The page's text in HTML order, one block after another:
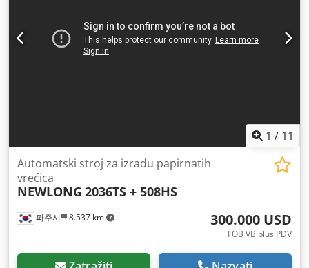
1 / 11
파주시 8.537 km
Automatski stroj za izradu papirnatih
vrećica
NEWLONG 2036TS + 508HS
300.000 USD
FOB VB plus PDV